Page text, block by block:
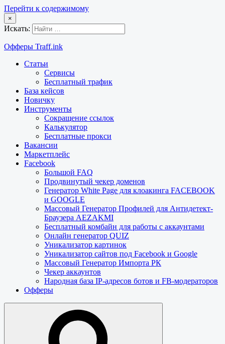
Перейти к содержимому
×
Искать:
Офферы Traff.ink
Статьи
Сервисы
Бесплатный трафик
База кейсов
Новичку
Инструменты
Сокращение ссылок
Калькулятор
Бесплатные прокси
Вакансии
Маркетплейс
Facebook
Большой FAQ
Продвинутый чекер доменов
Генератор White Page для клоакинга FACEBOOK
и GOOGLE
Массовый Генератор Профилей для Антидетект-
Браузера AEZAKMI
Бесплатный комбайн для работы с аккаунтами
Онлайн генератор QUIZ
Уникализатор картинок
Уникализатор сайтов под Facebook и Google
Массовый Генератор Импорта РК
Чекер аккаунтов
Народная база IP-адресов ботов и FB-модераторов
Офферы